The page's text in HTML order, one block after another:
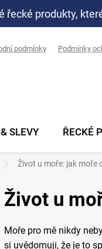
řecké produkty,
podmínky Podmínky
SLEVY ŘECKÉ
Život u moře: jak moře
Život u
Moře pro mě nikdy
si uvědomuji, že je to